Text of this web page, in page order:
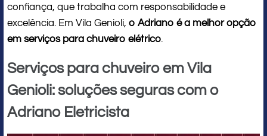
confiança, que trabalha com responsabilidade e
excelência. Em Vila Genioli, o Adriano é a melhor opção
em serviços para chuveiro elétrico.
Serviços para chuveiro em Vila
Genioli: soluções seguras com o
Adriano Eletricista